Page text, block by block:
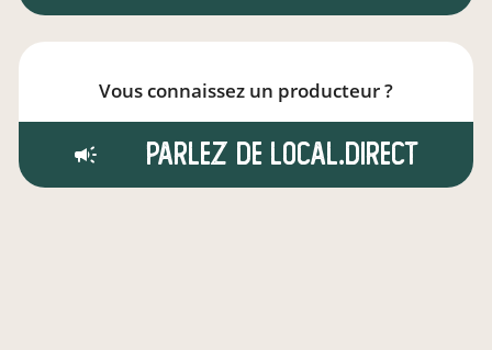
Vous connaissez un producteur ?
Parlez de local.direct